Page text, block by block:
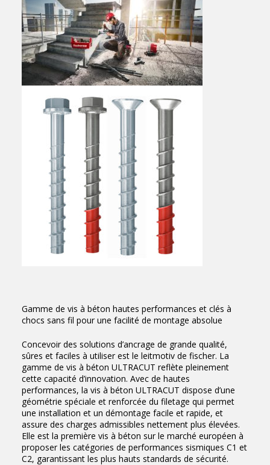
Gamme de vis à béton hautes performances et clés à
chocs sans fil pour une facilité de montage absolue
Concevoir des solutions d’ancrage de grande qualité,
sûres et faciles à utiliser est le leitmotiv de fischer. La
gamme de vis à béton ULTRACUT reflète pleinement
cette capacité d’innovation. Avec de hautes
performances, la vis à béton ULTRACUT dispose d’une
géométrie spéciale et renforcée du filetage qui permet
une installation et un démontage facile et rapide, et
assure des charges admissibles nettement plus élevées.
Elle est la première vis à béton sur le marché européen à
proposer les catégories de performances sismiques C1 et
C2, garantissant les plus hauts standards de sécurité.